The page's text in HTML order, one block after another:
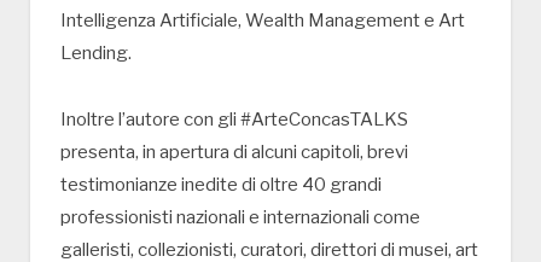
Intelligenza Artificiale, Wealth Management e Art
Lending.
Inoltre l’autore con gli #ArteConcasTALKS
presenta, in apertura di alcuni capitoli, brevi
testimonianze inedite di oltre 40 grandi
professionisti nazionali e internazionali come
galleristi, collezionisti, curatori, direttori di musei, art